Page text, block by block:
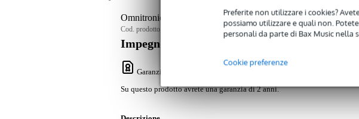
Preferite non utilizzare i cookies?
possiamo utilizzare e quali non.
personali da parte di Bax Music nella
Cookie preferenze
Omnitronic MOM-10BT4 Diffusore per batteria mobile da 10
Cod. prodotto:
Impegno di servizio
Garanzia Bax Music
Su questo prodotto avrete una garanzia di 2 anni.